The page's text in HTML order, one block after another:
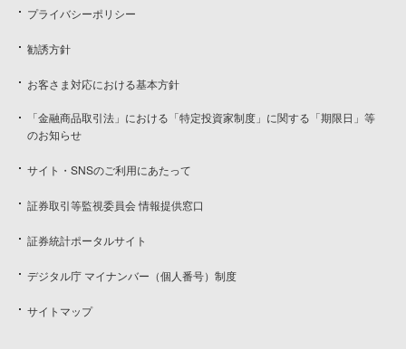
プライバシーポリシー
勧誘方針
お客さま対応における基本方針
「金融商品取引法」における「特定投資家制度」に関する「期限日」等
のお知らせ
サイト・SNSのご利用にあたって
証券取引等監視委員会 情報提供窓口
証券統計ポータルサイト
デジタル庁 マイナンバー（個人番号）制度
サイトマップ